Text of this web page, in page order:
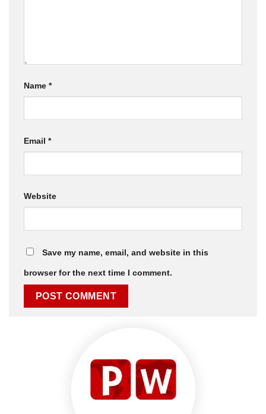
Name *
Email *
Website
Save my name, email, and website in this
browser for the next time I comment.